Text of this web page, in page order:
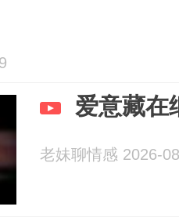
爱意藏在
老妹聊情感 2026-